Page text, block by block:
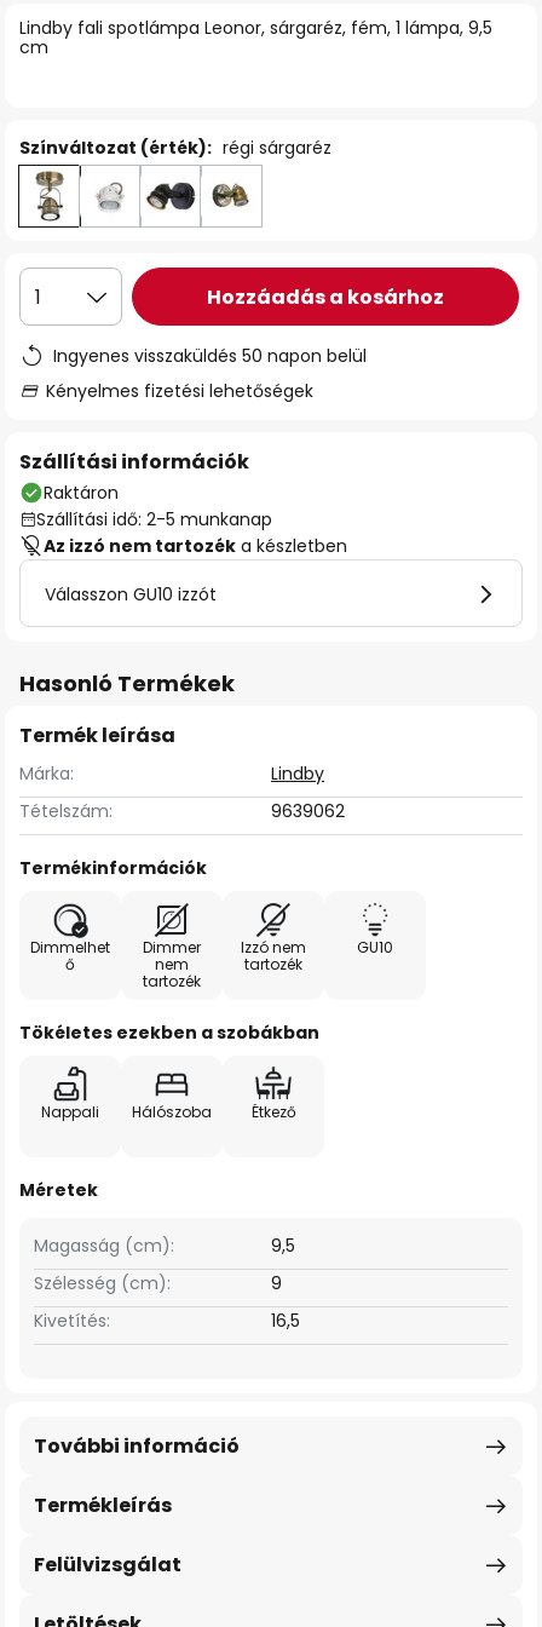
Lindby fali spotlámpa Leonor, sárgaréz, fém, 1 lámpa, 9,5
cm
Színváltozat (érték): régi sárgaréz
1 Hozzáadás a kosárhoz
Ingyenes visszaküldés 50 napon belül
Kényelmes fizetési lehetőségek
Szállítási információk
Raktáron
Szállítási idő: 2-5 munkanap
Az izzó nem tartozék a készletben
Válasszon GU10 izzót
Hasonló Termékek
Termék leírása
Márka:
Lindby
Tételszám:
9639062
Termékinformációk
Dimmelhet
ő
Dimmer
nem
tartozék
Izzó nem
tartozék
GU10
Tökéletes ezekben a szobákban
Nappali Hálószoba Étkező
Méretek
Szélesség (cm): 9
Magasság (cm): 9,5
Kivetítés: 16,5
Termékleírás
További információ
Felülvizsgálat